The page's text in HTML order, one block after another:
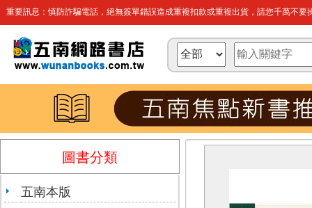
重要訊息：慎防詐騙電話，絕無簽單錯誤造成重複扣款或重複出貨，請您千萬不要
圖書分類
五南本版